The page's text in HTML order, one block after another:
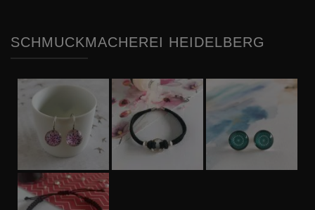
SCHMUCKMACHEREI HEIDELBERG